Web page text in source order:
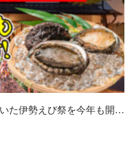
た伊勢えび祭を今年も開…